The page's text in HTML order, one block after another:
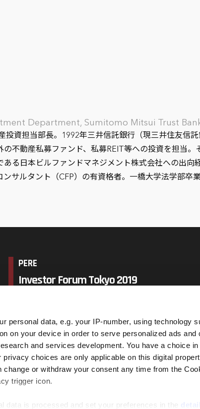
personal data, e.g. your IP-number, using technology
on your device in order to serve personalized ads and
and services development. You have a choice
choices are only applicable on this digital
or withdraw your consent any time from the
trigger icon.
data is processed and set your preferences in the
Department, Sumitomo Mitsui Trust
資担当部長。1992年三井信託銀行（現三井住友信
不動産私募ファンド、私募REIT等への投資を担当
る日本ビルファンドマネジメント株式会社への出向
サルタント（CFP）の有資格者。一橋大学法学部卒業
PERE
Investor Forum Tokyo 2019
シャングリ・ラ ホテル 東京
Book Now